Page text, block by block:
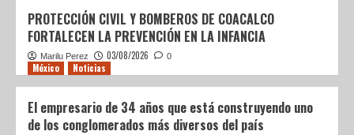
PROTECCIÓN CIVIL Y BOMBEROS DE COACALCO
FORTALECEN LA PREVENCIÓN EN LA INFANCIA
Marilu Perez 03/08/2026 0
México Noticias
El empresario de 34 años que está construyendo uno
de los conglomerados más diversos del país